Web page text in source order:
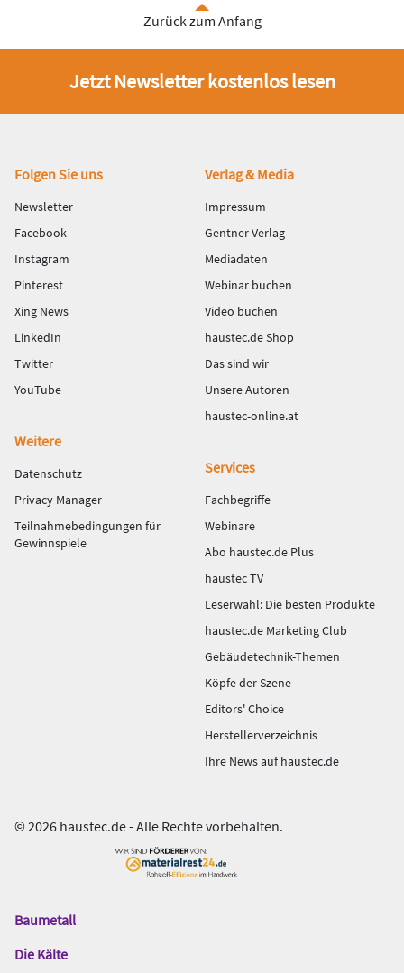
Zurück zum Anfang
Jetzt Newsletter kostenlos lesen
Fußbereich
Folgen Sie uns
Newsletter
Facebook
Instagram
Pinterest
Xing News
LinkedIn
Twitter
YouTube
Verlag & Media
Impressum
Gentner Verlag
Mediadaten
Webinar buchen
Video buchen
haustec.de Shop
Das sind wir
Unsere Autoren
haustec-online.at
Weitere
Datenschutz
Privacy Manager
Teilnahmebedingungen für
Gewinnspiele
Services
Fachbegriffe
Webinare
Abo haustec.de Plus
haustec TV
Leserwahl: Die besten Produkte
haustec.de Marketing Club
Gebäudetechnik-Themen
Köpfe der Szene
Editors' Choice
Herstellerverzeichnis
Ihre News auf haustec.de
© 2026 haustec.de - Alle Rechte vorbehalten.
Das
Gentner
Baumetall
Die Kälte